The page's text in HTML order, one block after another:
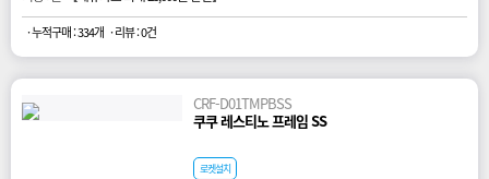
· 누적구매 : 334개 · 리뷰 : 0건
CRF-D01TMPBSS
쿠쿠 레스티노 프레임 SS
로켓설치